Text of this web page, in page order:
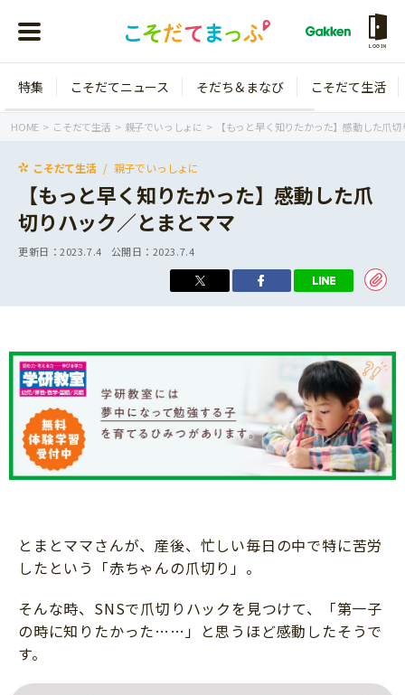
LOGIN
年齢から探す
1歳
小学1年生
小学3年生
小学4年生
小学5年生
小学6年生
イベント
ニュース
そだち＆まなび
ワーク・ドリル
幼稚園・保育園
教育・学習
自由研究・工作
こそだて生活
住まい
行事・イベント
トラブル
親子でいっしょに
人間関係
こそだてマンガ
特集 こそだてニュース そだち＆まなび こそだて生活
HOME こそだて生活 親子でいっしょに 【もっと早く知りたかった】感動した爪
こそだて生活 親子でいっしょに
【もっと早く知りたかった】感動した爪
切りハック／とまとママ
更新日：2023.7.4 公開日： 2023.7.4
とまとママさんが、産後、忙しい毎日の中で特に苦労
したという「赤ちゃんの爪切り」。
そんな時、SNSで爪切りハックを見つけて、「第一子
の時に知りたかった……」と思うほど感動したそうで
す。